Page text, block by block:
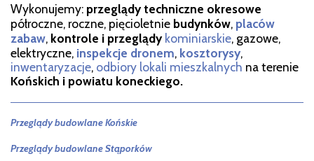
Wykonujemy: przeglądy techniczne okresowe
półroczne, roczne, pięcioletnie budynków, placów
zabaw, kontrole i przeglądy kominiarskie, gazowe,
elektryczne, inspekcje dronem, kosztorysy,
inwentaryzacje, odbiory lokali mieszkalnych na terenie
Końskich i powiatu koneckiego.
Przeglądy budowlane Końskie
Przeglądy budowlane Stąporków